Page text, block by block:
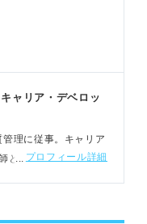
NG行動
を強調する。
性を高める。
ける。
躍するか」を最も
ャリア・デベロッ
理に従事。キャリア
として活動。障がい
プロフィール詳細